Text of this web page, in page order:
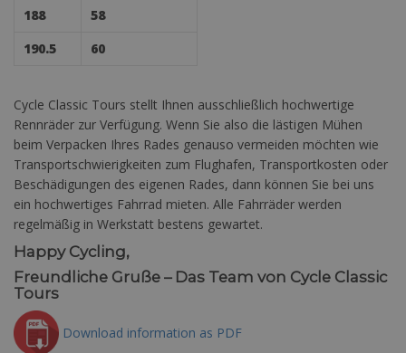
188
58
190.5
60
Cycle Classic Tours stellt Ihnen ausschließlich hochwertige
Rennräder zur Verfügung. Wenn Sie also die lästigen Mühen
beim Verpacken Ihres Rades genauso vermeiden möchten wie
Transportschwierigkeiten zum Flughafen, Transportkosten oder
Beschädigungen des eigenen Rades, dann können Sie bei uns
ein hochwertiges Fahrrad mieten. Alle Fahrräder werden
regelmäßig in Werkstatt bestens gewartet.
Happy Cycling,
Freundliche Gruße – Das Team von Cycle Classic
Tours
Download information as PDF